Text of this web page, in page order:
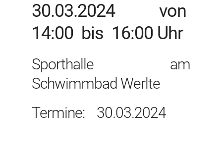
30.03.2024 von
14:00 bis 16:00 Uhr
Sporthalle am
Schwimmbad Werlte
Termine: 30.03.2024